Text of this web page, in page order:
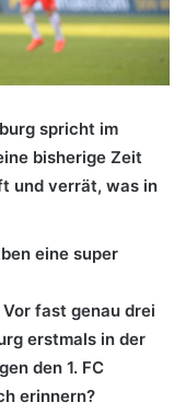
spricht im
bisherige Zeit
und verrät, was in
eine super
fast genau drei
erstmals in der
den 1. FC
erinnern?